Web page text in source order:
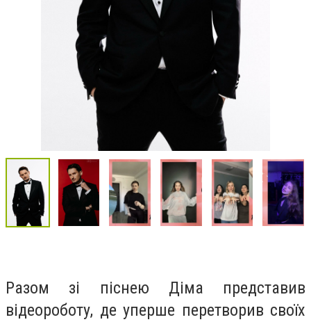
Разом зі піснею Діма представив
відеороботу, де уперше перетворив своїх